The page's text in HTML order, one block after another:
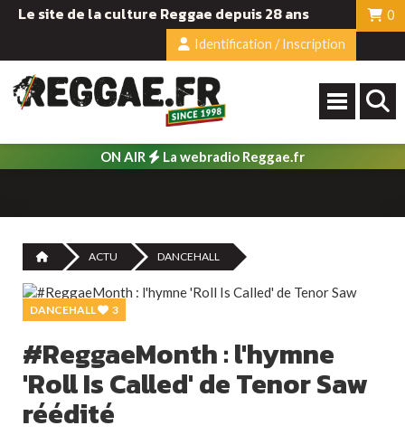
Le site de la culture Reggae depuis 28 ans
0
Identification / Inscription
ON AIR La webradio Reggae.fr
ACTU DANCEHALL
DANCEHALL 3
#ReggaeMonth : l'hymne
'Roll Is Called' de Tenor Saw
réédité